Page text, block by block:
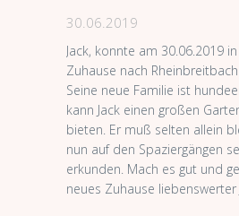
30.06.2019
Jack, konnte am 30.06.2019
Zuhause nach
Seine neue Familie ist
kann Jack einen großen
bieten. Er muß selten allein
nun auf den Spaziergängen
erkunden. Mach es gut und
neues Zuhause liebenswerter